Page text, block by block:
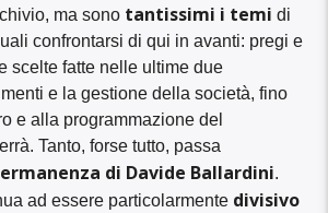
ma sono tantissimi i temi di
confrontarsi di qui in avanti: pregi e
scelte fatte nelle ultime due
e la gestione della società, fino
e alla programmazione del
Tanto, forse tutto, passa
di Davide Ballardini.
ad essere particolarmente divisivo